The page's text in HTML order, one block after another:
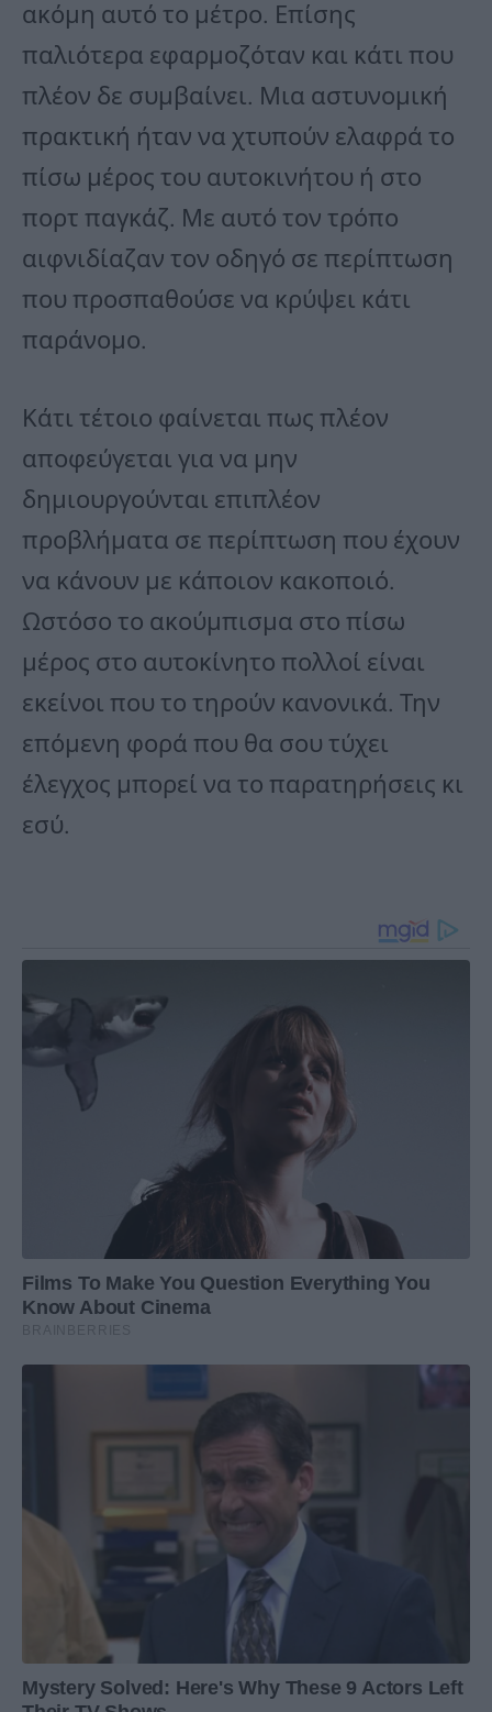
ακόμη αυτό το μέτρο. Επίσης
παλιότερα εφαρμοζόταν και κάτι που
πλέον δε συμβαίνει. Μια αστυνομική
πρακτική ήταν να χτυπούν ελαφρά το
πίσω μέρος του αυτοκινήτου ή στο
πορτ παγκάζ. Με αυτό τον τρόπο
αιφνιδίαζαν τον οδηγό σε περίπτωση
που προσπαθούσε να κρύψει κάτι
παράνομο.
Κάτι τέτοιο φαίνεται πως πλέον
αποφεύγεται για να μην
δημιουργούνται επιπλέον
προβλήματα σε περίπτωση που έχουν
να κάνουν με κάποιον κακοποιό.
Ωστόσο το ακούμπισμα στο πίσω
μέρος στο αυτοκίνητο πολλοί είναι
εκείνοι που το τηρούν κανονικά. Την
επόμενη φορά που θα σου τύχει
έλεγχος μπορεί να το παρατηρήσεις κι
εσύ.